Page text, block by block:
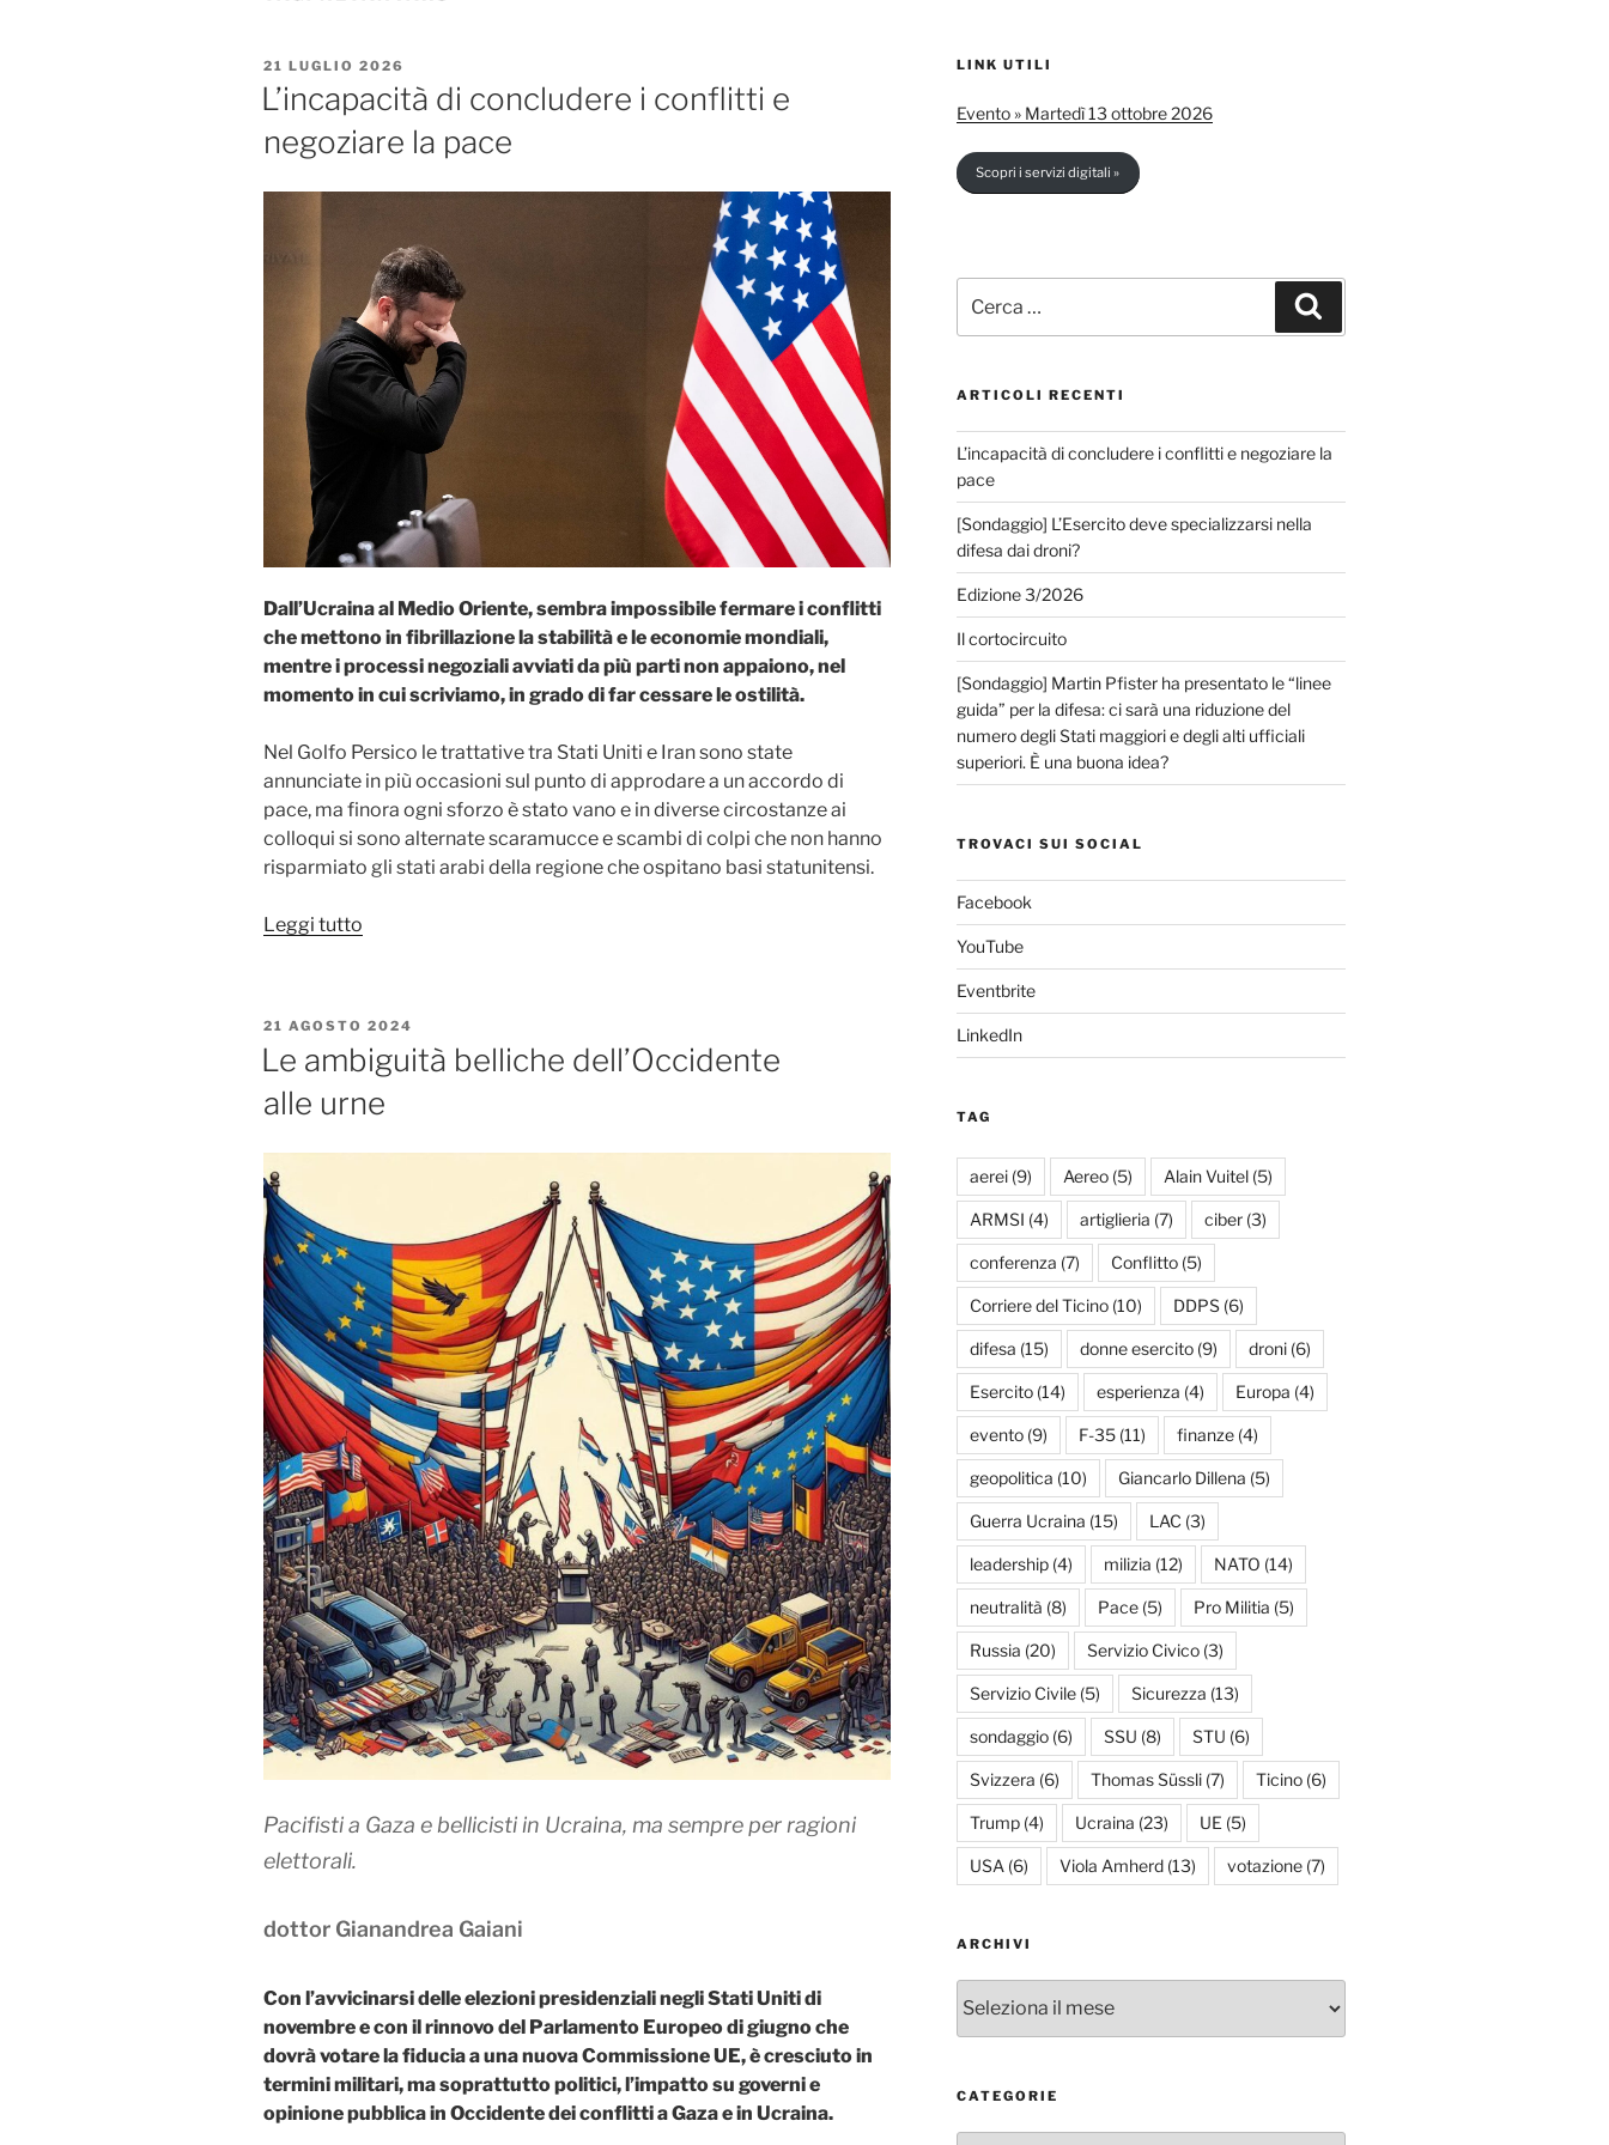
PUBBLICATO
IL
21 LUGLIO 2026
L’incapacità di concludere i conflitti e
negoziare la pace
Dall’Ucraina al Medio Oriente, sembra impossibile fermare i conflitti
che mettono in fibrillazione la stabilità e le economie mondiali,
mentre i processi negoziali avviati da più parti non appaiono, nel
momento in cui scriviamo, in grado di far cessare le ostilità.
Nel Golfo Persico le trattative tra Stati Uniti e Iran sono state
annunciate in più occasioni sul punto di approdare a un accordo di
pace, ma finora ogni sforzo è stato vano e in diverse circostanze ai
colloqui si sono alternate scaramucce e scambi di colpi che non hanno
risparmiato gli stati arabi della regione che ospitano basi statunitensi.
Leggi tutto
e
negoziare
pace”
PUBBLICATO
IL
21 AGOSTO 2024
Le ambiguità belliche dell’Occidente
alle urne
Pacifisti a Gaza e bellicisti in Ucraina, ma sempre per ragioni
elettorali.
dottor Gianandrea Gaiani
Con l’avvicinarsi delle elezioni presidenziali negli Stati Uniti di
novembre e con il rinnovo del Parlamento Europeo di giugno che
dovrà votare la fiducia a una nuova Commissione UE, è cresciuto in
termini militari, ma soprattutto politici, l’impatto su governi e
opinione pubblica in Occidente dei conflitti a Gaza e in Ucraina.
LINK UTILI
Evento » Martedì 13 ottobre 2026
Scopri i servizi digitali »
ARTICOLI RECENTI
L’incapacità di concludere i conflitti e negoziare la
pace
[Sondaggio] L’Esercito deve specializzarsi nella
difesa dai droni?
Edizione 3/2026
Il cortocircuito
[Sondaggio] Martin Pfister ha presentato le “linee
guida” per la difesa: ci sarà una riduzione del
numero degli Stati maggiori e degli alti ufficiali
superiori. È una buona idea?
TROVACI SUI SOCIAL
Facebook
YouTube
Eventbrite
LinkedIn
TAG
aerei(9) Aereo(5) Alain Vuitel(5)
ARMSI (4) artiglieria (7) ciber(3)
conferenza (7) Conflitto(5)
Corriere del Ticino(10) DDPS(6)
difesa (15) donne esercito(9) droni(6)
Esercito(14) esperienza (4) Europa (4)
evento(9) F-35(11) finanze(4)
geopolitica (10) Giancarlo Dillena (5)
Guerra Ucraina (15) LAC (3)
leadership(4) milizia (12) NATO (14)
neutralità (8) Pace(5) Pro Militia (5)
Russia (20) Servizio Civico(3)
Servizio Civile(5) Sicurezza (13)
sondaggio(6) SSU (8) STU (6)
Svizzera (6) Thomas Süssli(7) Ticino(6)
Trump(4) Ucraina (23) UE (5)
USA (6) Viola Amherd(13) votazione(7)
ARCHIVI
CATEGORIE